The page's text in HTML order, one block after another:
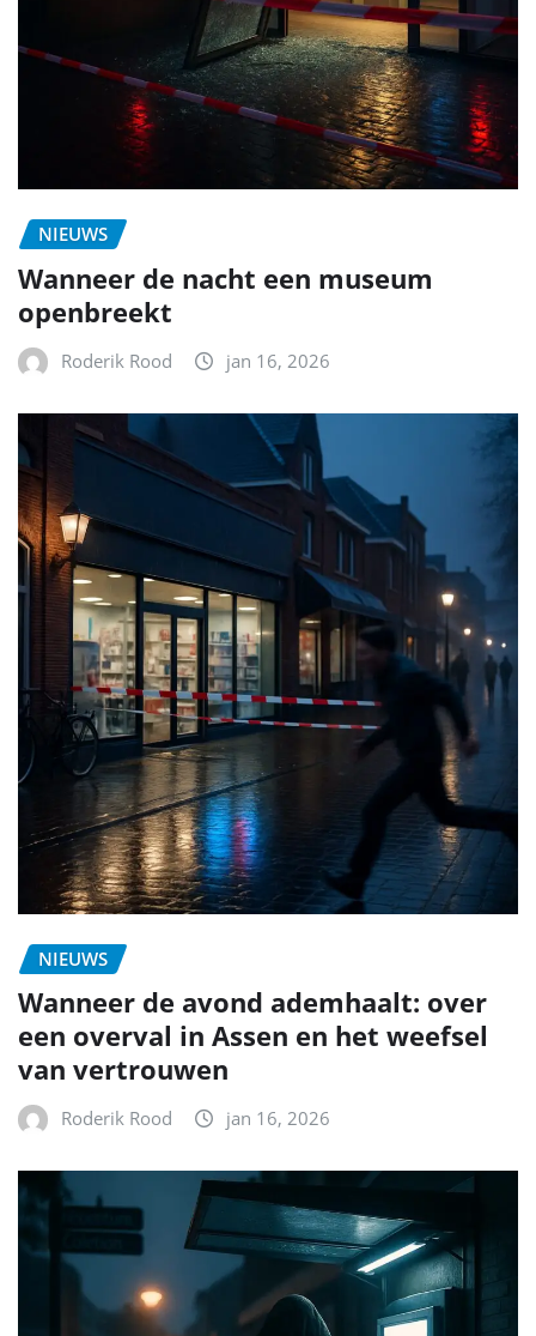
NIEUWS
Wanneer de nacht een museum
openbreekt
Roderik Rood jan 16, 2026
NIEUWS
Wanneer de avond ademhaalt: over
een overval in Assen en het weefsel
van vertrouwen
Roderik Rood jan 16, 2026